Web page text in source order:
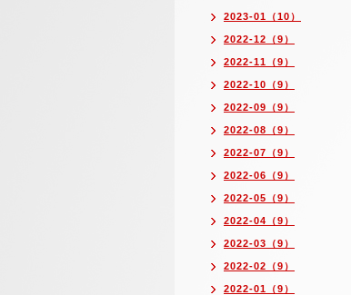
2023-01（10）
2022-12（9）
2022-11（9）
2022-10（9）
2022-09（9）
2022-08（9）
2022-07（9）
2022-06（9）
2022-05（9）
2022-04（9）
2022-03（9）
2022-02（9）
2022-01（9）